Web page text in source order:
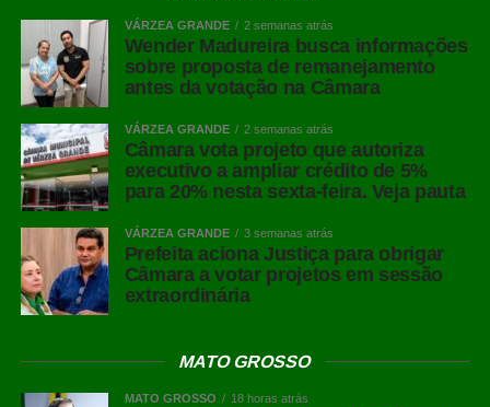
VÁRZEA GRANDE 2 semanas atrás
Wender Madureira busca informações
sobre proposta de remanejamento
antes da votação na Câmara
VÁRZEA GRANDE 2 semanas atrás
Câmara vota projeto que autoriza
executivo a ampliar crédito de 5%
para 20% nesta sexta-feira. Veja pauta
VÁRZEA GRANDE 3 semanas atrás
Prefeita aciona Justiça para obrigar
Câmara a votar projetos em sessão
extraordinária
MATO GROSSO
MATO GROSSO 18 horas atrás